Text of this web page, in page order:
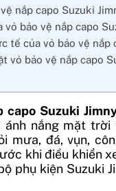
nắp capo Suzuki
vỏ bảo vệ nắp capo
tế của vỏ bảo vệ nắp
vỏ bảo vệ nắp capo
capo Suzuki
ánh nắng mặt
mưa, đá, vụn,
khi điều khiển
phụ kiện Suzuki